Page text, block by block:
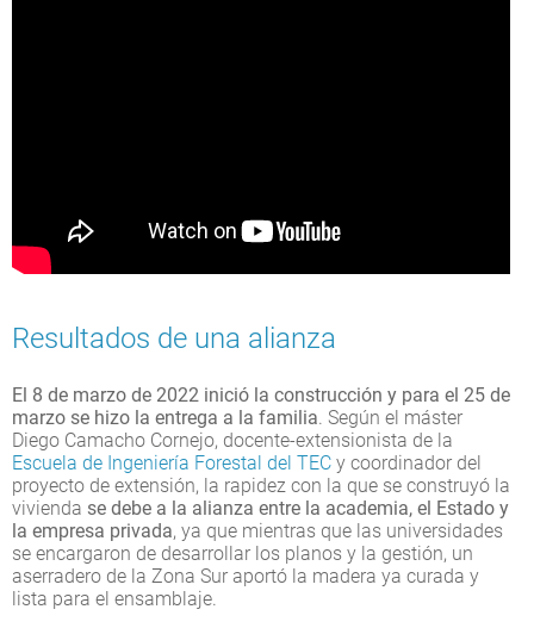
Resultados de una alianza
El 8 de marzo de 2022 inició la construcción y para el 25 de
marzo se hizo la entrega a la familia. Según el máster
Diego Camacho Cornejo, docente-extensionista de la
Escuela de Ingeniería Forestal del TEC y coordinador del
proyecto de extensión, la rapidez con la que se construyó la
vivienda se debe a la alianza entre la academia, el Estado y
la empresa privada, ya que mientras que las universidades
se encargaron de desarrollar los planos y la gestión, un
aserradero de la Zona Sur aportó la madera ya curada y
lista para el ensamblaje.